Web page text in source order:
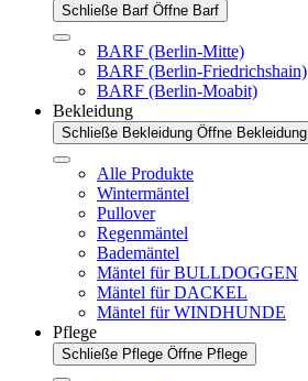
Schließe Barf Öffne Barf
BARF (Berlin-Mitte)
BARF (Berlin-Friedrichshain)
BARF (Berlin-Moabit)
Bekleidung
Schließe Bekleidung Öffne Bekleidung
Alle Produkte
Wintermäntel
Pullover
Regenmäntel
Bademäntel
Mäntel für BULLDOGGEN
Mäntel für DACKEL
Mäntel für WINDHUNDE
Pflege
Schließe Pflege Öffne Pflege